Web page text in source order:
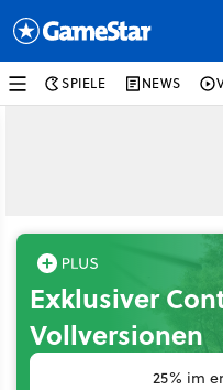
SPIELE NEWS
Exklusiver
Vollversionen
25% im